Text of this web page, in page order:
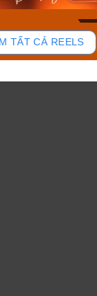
148
TẤT CẢ REELS